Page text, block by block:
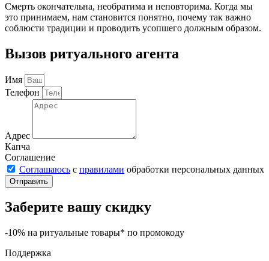
Смерть окончательна, необратима и неповторима. Когда мы
это принимаем, нам становится понятно, почему так важно
соблюсти традиции и проводить усопшего должным образом.
Вызов ритуального агента
Имя
Телефон
Адрес
Капча
Соглашение
Соглашаюсь с правилами обработки персональных данных
Отправить
Заберите вашу скидку
-10% на ритуальные товары* по промокоду
Поддержка